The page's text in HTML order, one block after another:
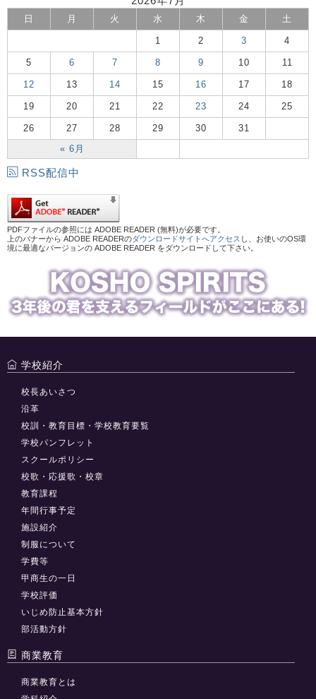
日 月 火 水 木 金 土
« 6月
1 2 3 4
5 6 7 8 9 10 11
12 13 14 15 16 17 18
19 20 21 22 23 24 25
26 27 28 29 30 31
RSS配信中
PDFファイルの参照には ADOBE READER (無料)が必要です。
上のバナーから ADOBE READERのダウンロードサイトへアクセス し、お使いのOS環
境に最適なバージョンの ADOBE READER をダウンロードして下さい。
学校紹介
校長あいさつ
沿革
校訓・教育目標・学校教育要覧
学校パンフレット
スクールポリシー
校歌・応援歌・校章
教育課程
年間行事予定
施設紹介
制服について
学費等
甲商生の一日
学校評価
いじめ防止基本方針
部活動方針
商業教育
商業教育とは